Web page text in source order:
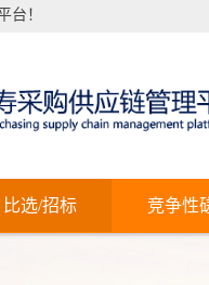
台！
比选/招标 竞争性